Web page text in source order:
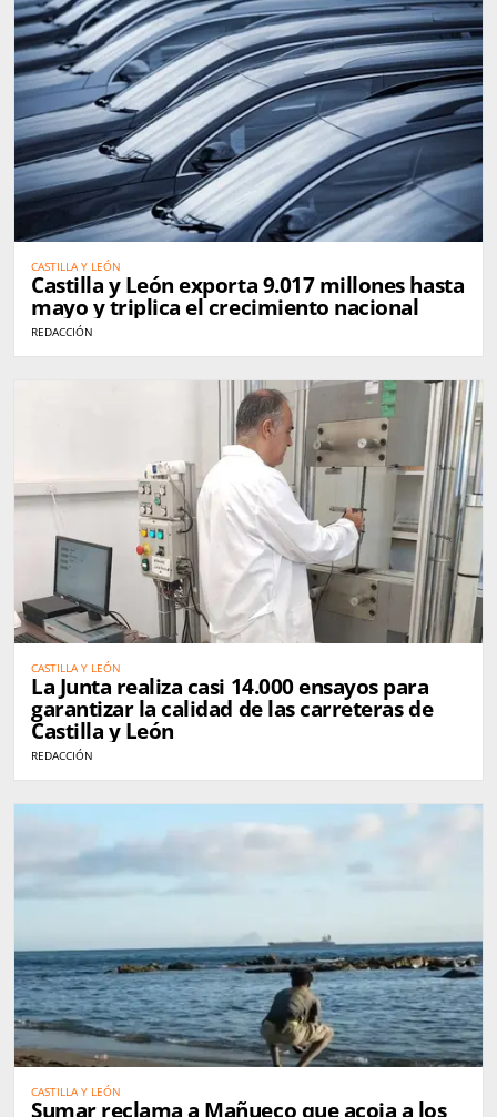
CASTILLA Y LEÓN
Castilla y León exporta 9.017 millones hasta
mayo y triplica el crecimiento nacional
REDACCIÓN
CASTILLA Y LEÓN
La Junta realiza casi 14.000 ensayos para
garantizar la calidad de las carreteras de
Castilla y León
REDACCIÓN
CASTILLA Y LEÓN
Sumar reclama a Mañueco que acoja a los